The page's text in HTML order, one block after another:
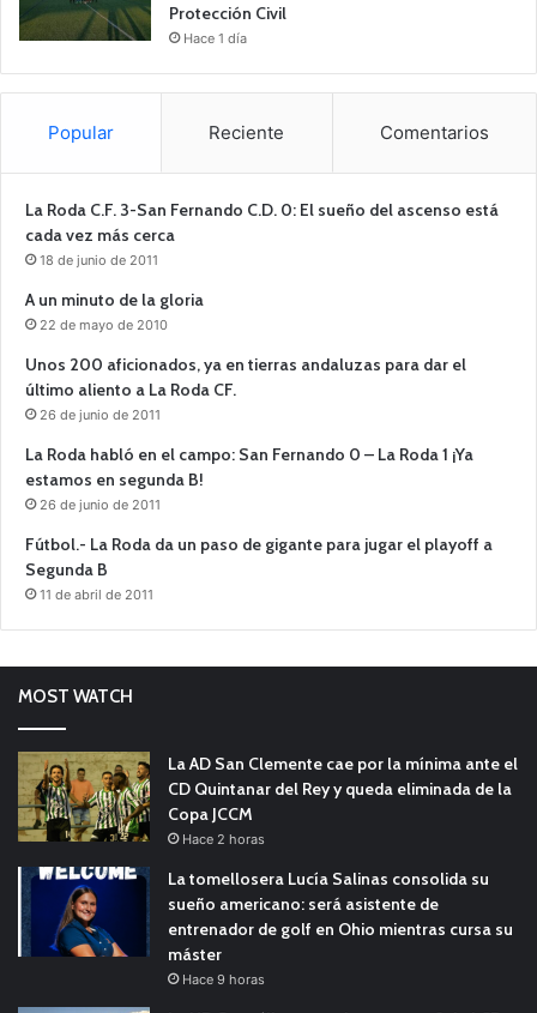
Protección Civil
Hace 1 día
Popular Reciente Comentarios
La Roda C.F. 3-San Fernando C.D. 0: El sueño del ascenso está
cada vez más cerca
18 de junio de 2011
A un minuto de la gloria
22 de mayo de 2010
Unos 200 aficionados, ya en tierras andaluzas para dar el
último aliento a La Roda CF.
26 de junio de 2011
La Roda habló en el campo: San Fernando 0 – La Roda 1 ¡Ya
estamos en segunda B!
26 de junio de 2011
Fútbol.- La Roda da un paso de gigante para jugar el playoff a
Segunda B
11 de abril de 2011
MOST WATCH
La AD San Clemente cae por la mínima ante el
CD Quintanar del Rey y queda eliminada de la
Copa JCCM
Hace 2 horas
La tomellosera Lucía Salinas consolida su
sueño americano: será asistente de
entrenador de golf en Ohio mientras cursa su
máster
Hace 9 horas